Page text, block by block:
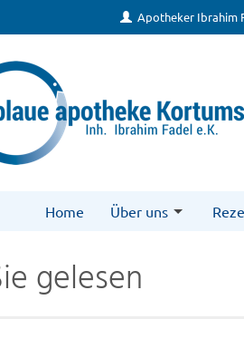
Apotheker Ibrahim
Home Über uns
gelesen